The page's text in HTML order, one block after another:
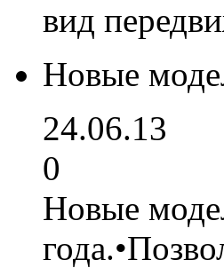
вид
Новые
24.06.13
0
Новые